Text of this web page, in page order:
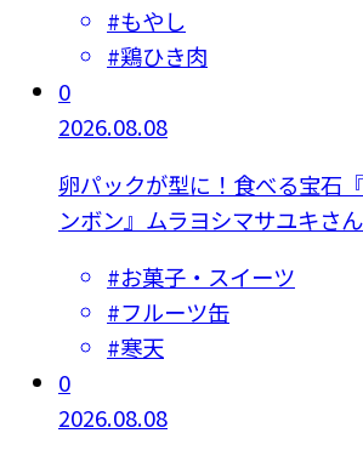
#もやし
#鶏ひき肉
0
2026.08.08
卵パックが型に！食べる宝石
ンボン』ムラヨシマサユキさ
#お菓子・スイーツ
#フルーツ缶
#寒天
0
2026.08.08